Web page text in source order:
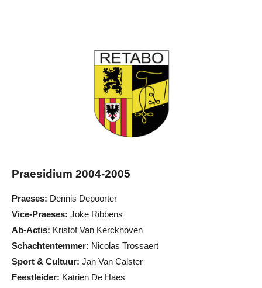
Praesidium 2004-2005
Praeses: Dennis Depoorter
Vice-Praeses: Joke Ribbens
Ab-Actis: Kristof Van Kerckhoven
Schachtentemmer: Nicolas Trossaert
Sport & Cultuur: Jan Van Calster
Feestleider: Katrien De Haes